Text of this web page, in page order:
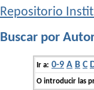
Repositorio
Buscar por
Ir a: 0-9 A B C
O introducir las